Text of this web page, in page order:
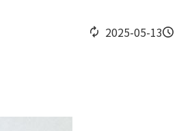
2025-05-13